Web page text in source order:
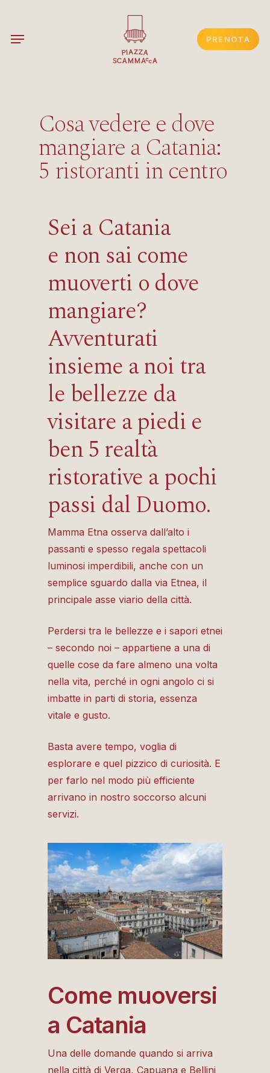
main
PRENOTA
Menu
Cosa vedere e dove
mangiare a Catania:
5 ristoranti in centro
Sei a Catania
e non sai come
muoverti o dove
mangiare?
Avventurati
insieme a noitra
le bellezze da
visitare a piedi e
ben5 realtà
ristorative a pochi
passi dal Duomo.
Mamma Etna osserva dall’alto i
passanti e spesso regala spettacoli
luminosi imperdibili, anche con un
semplice sguardo dalla via Etnea, il
principale asse viario della città.
Perdersi tra le bellezze e i sapori etnei
– secondo noi – appartiene a una di
quelle cose da fare almeno una volta
nella vita, perché in ogni angolo ci si
imbatte in parti di storia, essenza
vitale e gusto.
Basta avere tempo, voglia di
esplorare e quel pizzico di curiosità. E
per farlo nel modo più efficiente
arrivano in nostro soccorso alcuni
servizi.
Come muoversi
a Catania
Una delle domande quando si arriva
nella città di Verga, Capuana e Bellini